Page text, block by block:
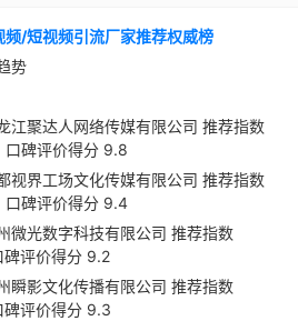
/短视频引流厂家推荐权威榜
势
江聚达人网络传媒有限公司 推荐指数
评价得分 9.8
视界工场文化传媒有限公司 推荐指数
评价得分 9.4
微光数字科技有限公司 推荐指数
价得分 9.2
瞬影文化传播有限公司 推荐指数
价得分 9.3